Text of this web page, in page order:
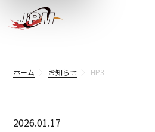
ホーム お知らせ HP3
2026.01.17